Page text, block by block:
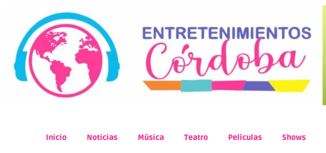
Inicio Noticias Música Teatro Películas Shows